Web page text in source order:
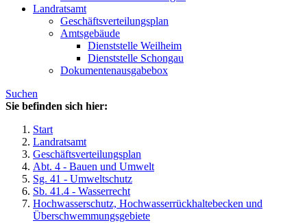
Landratsamt
Geschäftsverteilungsplan
Amtsgebäude
Dienststelle Weilheim
Dienststelle Schongau
Dokumentenausgabebox
Suchen
Sie befinden sich hier:
Start
Landratsamt
Geschäftsverteilungsplan
Abt. 4 - Bauen und Umwelt
Sg. 41 - Umweltschutz
Sb. 41.4 - Wasserrecht
Hochwasserschutz, Hochwasserrückhaltebecken und
Überschwemmungsgebiete